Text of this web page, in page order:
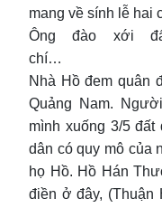
mang về sính lễ hai
Ông đào xới
Nhà Hồ đem quân
Quảng Nam.
mình xuống 3/5
dân có quy mô của
họ Hồ. Hồ Hán
điền ở đây, (Thuận